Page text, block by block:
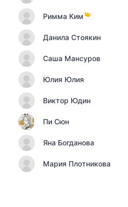
Римма Ким
Данила Стоякин
Саша Мансуров
Юлия Юлия
Виктор Юдин
Пи Сюн
Яна Богданова
Мария Плотникова